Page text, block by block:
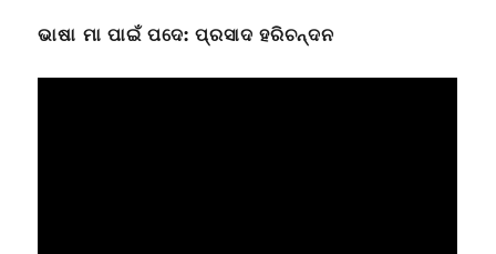
ଭାଷା ମା ପାଇଁ ପଦେ: ପ୍ରସାଦ ହରିଚନ୍ଦନ